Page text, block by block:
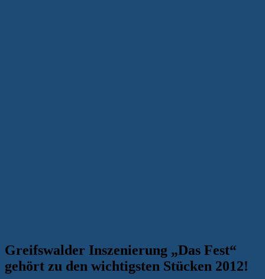
Greifswalder Inszenierung „Das Fest“
gehört zu den wichtigsten Stücken 2012!